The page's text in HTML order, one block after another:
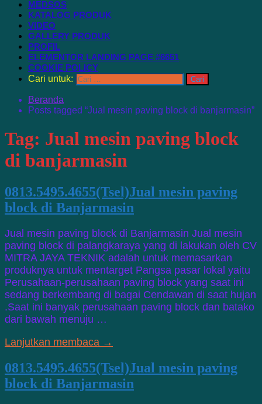
MEDSOS
KATALOG PRODUK
VIDEO
GALLERY PRODUK
PROFIL
ELEMENTOR LANDING PAGE #6651
COOKIE POLICY
Cari untuk:
Beranda
Posts tagged “Jual mesin paving block di banjarmasin”
Tag: Jual mesin paving block
di banjarmasin
0813.5495.4655(Tsel)Jual mesin paving
block di Banjarmasin
Jual mesin paving block di Banjarmasin Jual mesin
paving block di palangkaraya yang di lakukan oleh CV
MITRA JAYA TEKNIK adalah untuk memasarkan
produknya untuk mentarget Pangsa pasar lokal yaitu
Perusahaan-perusahaan paving block yang saat ini
sedang berkembang di bagai Cendawan di saat hujan
.Saat ini banyak perusahaan paving block dan batako
dari bawah menuju …
Lanjutkan membaca →
0813.5495.4655(Tsel)Jual mesin paving
block di Banjarmasin